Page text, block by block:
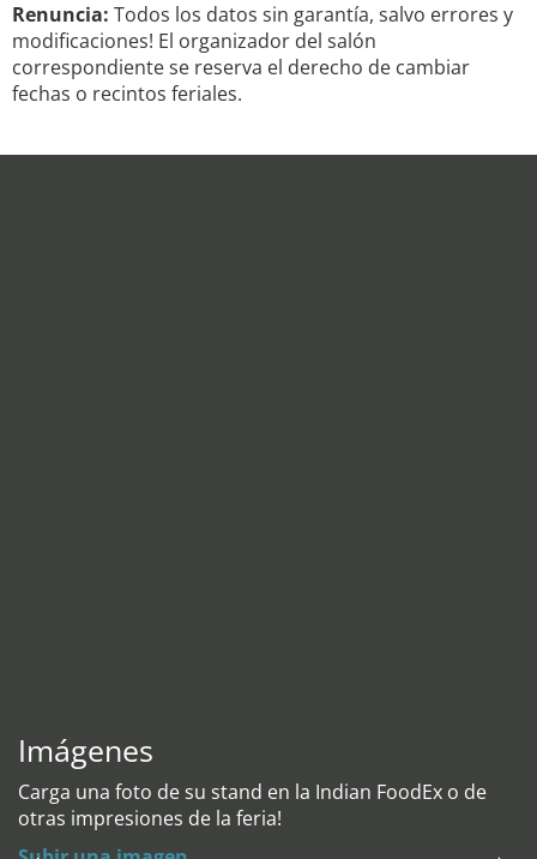
Renuncia: Todos los datos sin garantía, salvo errores y
modificaciones! El organizador del salón
correspondiente se reserva el derecho de cambiar
fechas o recintos feriales.
Imágenes
Carga una foto de su stand en la Indian FoodEx o de
otras impresiones de la feria!